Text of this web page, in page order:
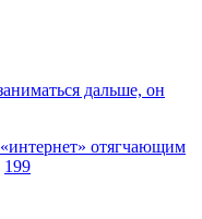
дальше, он
отягчающим
199